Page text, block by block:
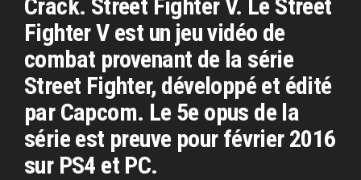
Crack. Street Fighter V. Le Street
Fighter V est un jeu vidéo de
combat provenant de la série
Street Fighter, développé et édité
par Capcom. Le 5e opus de la
série est preuve pour février 2016
sur PS4 et PC.